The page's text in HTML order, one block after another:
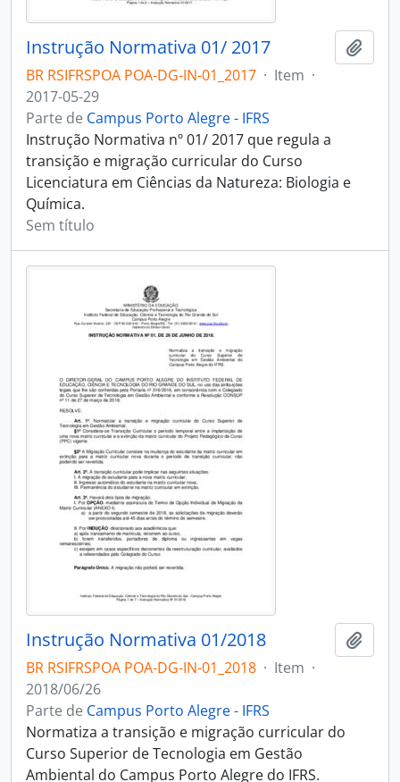
Instrução Normativa 01/ 2017
BR RSIFRSPOA POA-DG-IN-01_2017 · Item ·
2017-05-29
Parte de Campus Porto Alegre - IFRS
Instrução Normativa nº 01/ 2017 que regula a
transição e migração curricular do Curso
Licenciatura em Ciências da Natureza: Biologia e
Química.
Sem título
Instrução Normativa 01/2018
BR RSIFRSPOA POA-DG-IN-01_2018 · Item ·
2018/06/26
Parte de Campus Porto Alegre - IFRS
Normatiza a transição e migração curricular do
Curso Superior de Tecnologia em Gestão
Ambiental do Campus Porto Alegre do IFRS.